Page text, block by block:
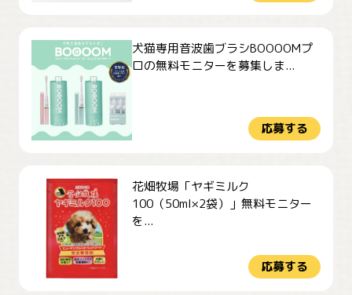
犬猫専用音波歯ブラシBOOOOMプ
ロの無料モニターを募集しま...
応募する
花畑牧場「ヤギミルク
100（50ml×2袋）」無料モニター
を...
応募する